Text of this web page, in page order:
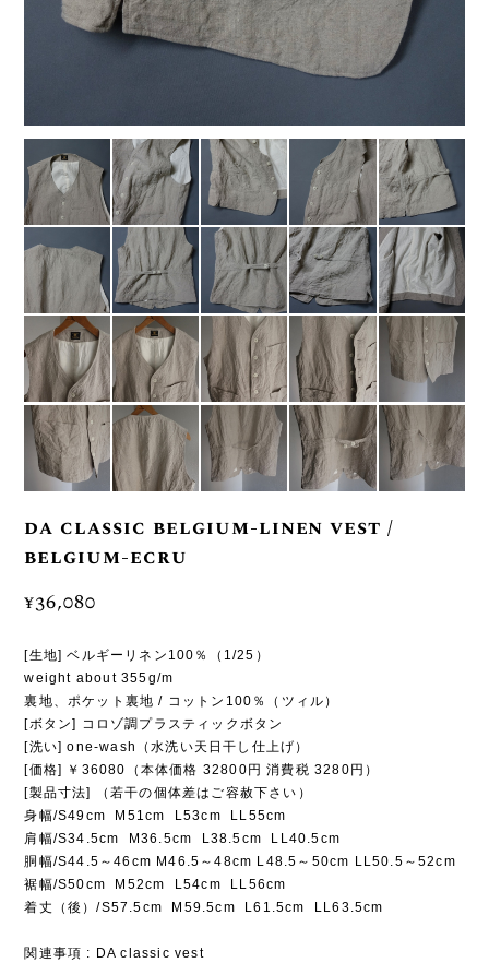
da classic belgium-linen vest /
belgium-ecru
¥36,080
[生地] ベルギーリネン100％（1/25）
weight about 355g/m
裏地、ポケット裏地 / コットン100％（ツィル）
[ボタン] コロゾ調プラスティックボタン
[洗い] one-wash（水洗い天日干し仕上げ）
[価格] ￥36080（本体価格 32800円 消費税 3280円）
[製品寸法] （若干の個体差はご容赦下さい）
身幅/S49cm M51cm L53cm LL55cm
肩幅/S34.5cm M36.5cm L38.5cm LL40.5cm
胴幅/S44.5～46cm M46.5～48cm L48.5～50cm LL50.5～52cm
裾幅/S50cm M52cm L54cm LL56cm
着丈（後）/S57.5cm M59.5cm L61.5cm LL63.5cm
関連事項 : DA classic vest